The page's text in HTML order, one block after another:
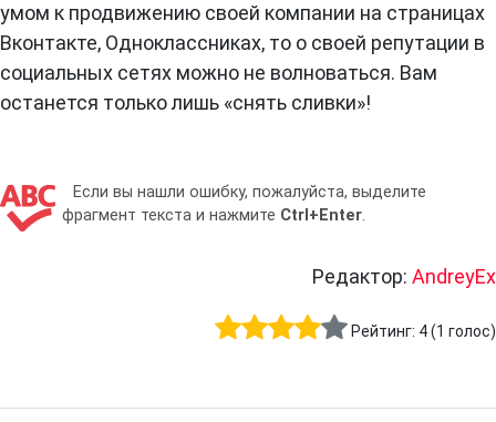
умом к продвижению своей компании на страницах
Вконтакте, Одноклассниках, то о своей репутации в
социальных сетях можно не волноваться. Вам
останется только лишь «снять сливки»!
Если вы нашли ошибку, пожалуйста, выделите
фрагмент текста и нажмите Ctrl+Enter.
Редактор: AndreyEx
Рейтинг: 4(1 голос)